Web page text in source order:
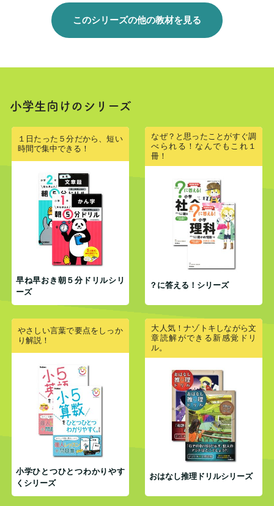
このシリーズの他の教材を見る
小学生向けのシリーズ
１日たった５分だから、短い
時間で集中できる！
早ね早おき朝５分ドリルシリ
ーズ
なぜ？と思ったことがすぐ調
べられる！なんでもこれ１
冊！
？に答える！シリーズ
やさしい言葉で要点をしっか
り解説！
小学ひとつひとつわかりやす
くシリーズ
大人気！ナゾトキしながら文
章読解ができる新感覚ドリ
ル。
おはなし推理ドリルシリーズ